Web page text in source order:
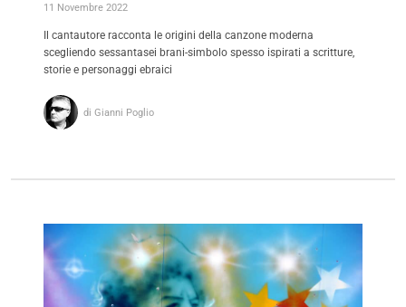
11 Novembre 2022
Il cantautore racconta le origini della canzone moderna
scegliendo sessantasei brani-simbolo spesso ispirati a scritture,
storie e personaggi ebraici
di Gianni Poglio